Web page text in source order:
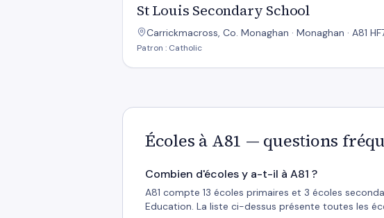
St Louis Secondary School
Carrickmacross, Co. Monaghan · Monaghan · A81
Patron : Catholic
Écoles à A81 — questions
Combien d'écoles y a-t-il à A81 ?
A81 compte 13 écoles primaires et 3 écoles
Education. La liste ci-dessus présente toutes les